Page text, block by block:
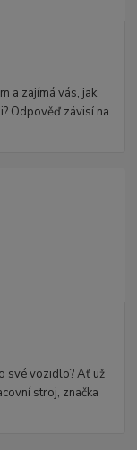
a zajímá vás, jak
Odpověď závisí na
své vozidlo? Ať už
stroj, značka